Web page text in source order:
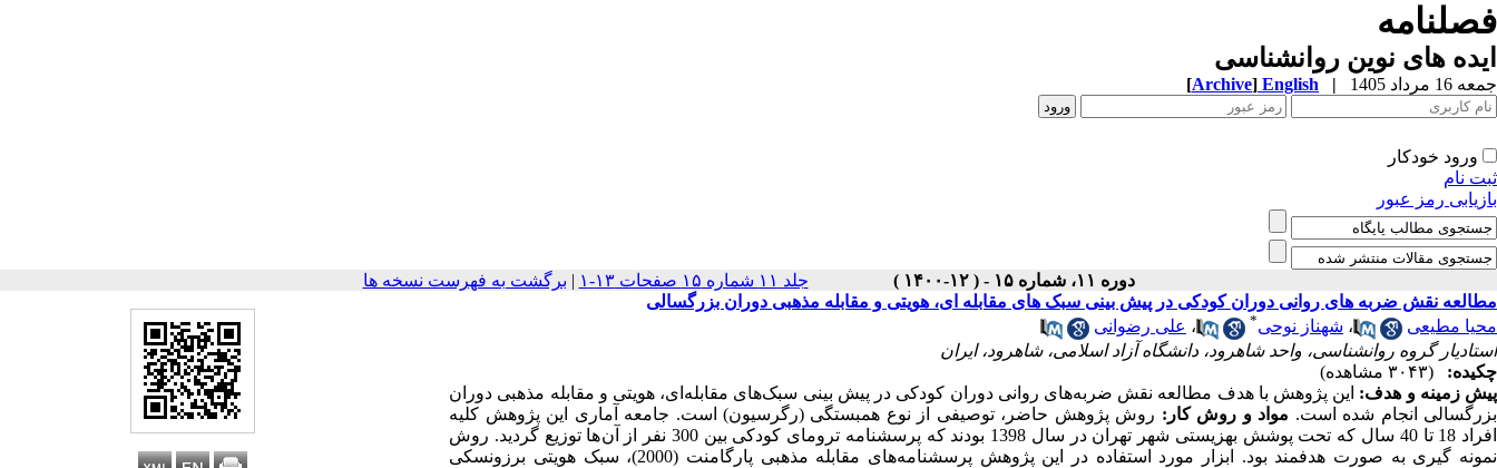
فصلنامه
ایده های نوین روانشناسی
جمعه 16 مرداد 1405 |
English
[Archive]
ورود خودکار
ثبت نام
بازیابی رمز عبور
دوره ۱۱، شماره ۱۵ - ( ۱۲-۱۴۰۰ ) جلد ۱۱ شماره ۱۵ صفحات ۱۳-۱ | برگشت به فهرست نسخه ها
مطالعه نقش ضربه های روانی دوران کودکی در پیش بینی سبک های مقابله ای، هویتی و مقابله مذهبی دوران بزرگسالی
محیا مطیعی
، شهناز نوحی* ، علی رضوانی
استادیار گروه روانشناسی، واحد شاهرود، دانشگاه آزاد اسلامی، شاهرود، ایران
چکیده:
(۳۰۴۳ مشاهده)
پیش­ زمینه و هدف: این پژوهش با هدف مطالعه نقش ضربههای روانی دوران کودکی در پیش بینی سبک‌های مقابله‌ای، هویتی و مقابله مذهبی دوران
بزرگسالی انجام شده است. مواد و روش کار: روش پژوهش حاضر، توصیفی از نوع همبستگی (رگرسیون) است. جامعه آماری این پژوهش کلیه
افراد 18 تا 40 سال که تحت پوشش بهزیستی شهر تهران در سال 1398 بودند که پرسشنامه ترومای کودکی بین 300 نفر از آن
ها توزیع گردید. روش
نمونه ­گیری به صورت هدفمند بود. ابزار مورد استفاده در این پژوهش پرسشنامه
های مقابله مذهبی پارگامنت (2000)، سبک هویتی برزونسکی